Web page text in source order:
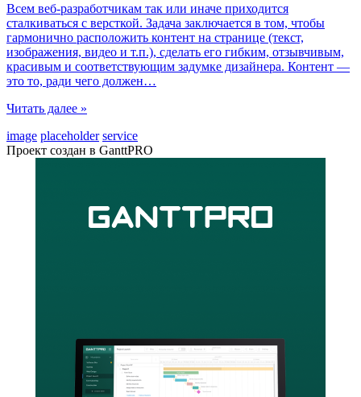
Всем веб-разработчикам так или иначе приходится
сталкиваться с версткой. Задача заключается в том, чтобы
гармонично расположить контент на странице (текст,
изображения, видео и т.п.), сделать его гибким, отзывчивым,
красивым и соответствующим задумке дизайнера. Контент —
это то, ради чего должен…
Читать далее »
image placeholder service
Проект создан в GanttPRO